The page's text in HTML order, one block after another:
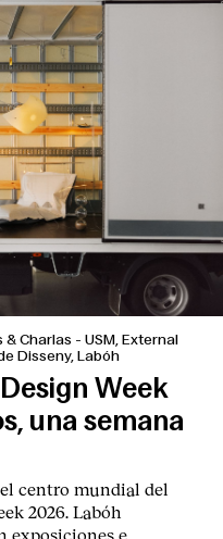
& Charlas - USM, External
Disseny, Labóh
Week
una semana
centro mundial del
2026. Labóh
exposiciones e